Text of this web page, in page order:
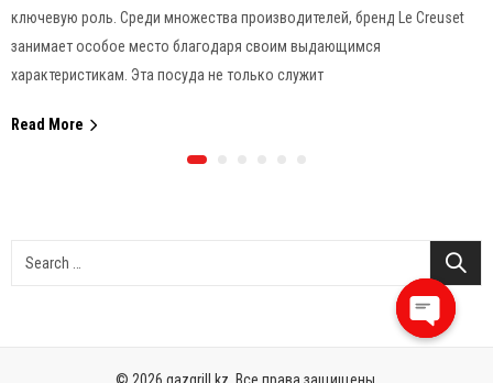
ключевую роль. Среди множества производителей, бренд Le Creuset
занимает особое место благодаря своим выдающимся
характеристикам. Эта посуда не только служит
Read More
Open